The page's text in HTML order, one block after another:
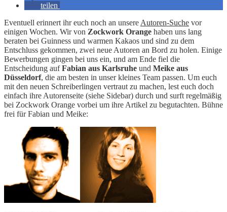
teilen
Eventuell erinnert ihr euch noch an unsere Autoren-Suche vor
einigen Wochen. Wir von Zockwork Orange haben uns lang
beraten bei Guinness und warmen Kakaos und sind zu dem
Entschluss gekommen, zwei neue Autoren an Bord zu holen. Einige
Bewerbungen gingen bei uns ein, und am Ende fiel die
Entscheidung aufFabian aus Karlsruhe und Meike aus
Düsseldorf, die am besten in unser kleines Team passen. Um euch
mit den neuen Schreiberlingen vertraut zu machen, lest euch doch
einfach ihre Autorenseite (siehe Sidebar) durch und surft regelmäßig
bei Zockwork Orange vorbei um ihre Artikel zu begutachten. Bühne
frei für Fabian und Meike: